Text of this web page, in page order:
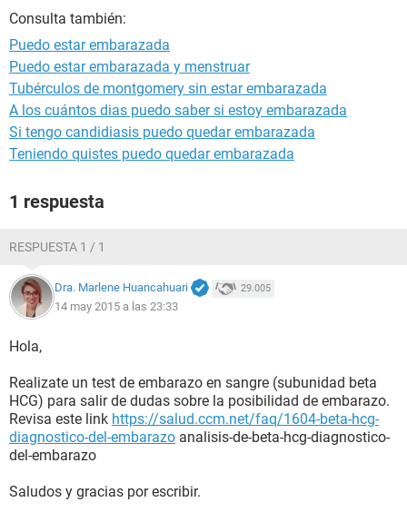
Consulta también:
Puedo estar embarazada
Puedo estar embarazada y menstruar
Tubérculos de montgomery sin estar embarazada
A los cuántos dias puedo saber si estoy embarazada
Si tengo candidiasis puedo quedar embarazada
Teniendo quistes puedo quedar embarazada
1 respuesta
RESPUESTA 1 / 1
Dra. Marlene Huancahuari 29.005
14 may 2015 a las 23:33
Hola,
Realizate un test de embarazo en sangre (subunidad beta
HCG) para salir de dudas sobre la posibilidad de embarazo.
Revisa este link https://salud.ccm.net/faq/1604-beta-hcg-
diagnostico-del-embarazo analisis-de-beta-hcg-diagnostico-
del-embarazo
Saludos y gracias por escribir.